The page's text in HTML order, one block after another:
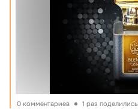
0 комментариев 1 раз поделились